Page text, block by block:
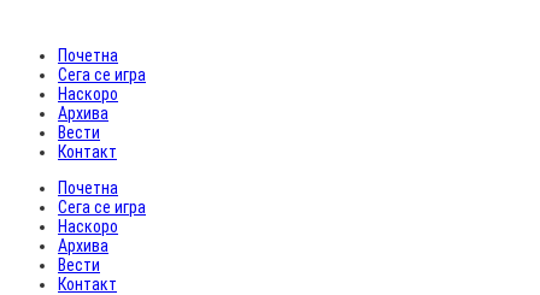
Почетна
Сега се игра
Наскоро
Архива
Вести
Контакт
Почетна
Сега се игра
Наскоро
Архива
Вести
Контакт